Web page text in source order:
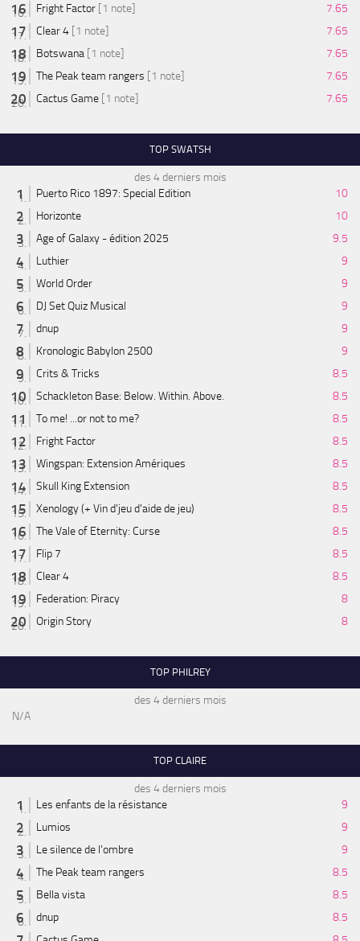
Fright Factor [1 note]
7.65
Clear 4 [1 note]
7.65
Botswana [1 note]
7.65
The Peak team rangers [1 note]
7.65
Cactus Game [1 note] 7.65
TOP SWATSH
des 4 derniers mois
Puerto Rico 1897: Special Edition
10
Horizonte
10
Age of Galaxy - édition 2025
9.5
Luthier
9
World Order
9
DJ Set Quiz Musical
9
dnup
9
Kronologic Babylon 2500
9
Crits & Tricks
8.5
Schackleton Base: Below. Within. Above.
8.5
To me! ...or not to me?
8.5
Fright Factor
8.5
Wingspan: Extension Amériques
8.5
Skull King Extension
8.5
Xenology (+ Vin d'jeu d'aide de jeu)
8.5
The Vale of Eternity: Curse
8.5
Flip 7
8.5
Clear 4
8.5
Federation: Piracy
8
Origin Story
8
TOP PHILREY
des 4 derniers mois
N/A
TOP CLAIRE
des 4 derniers mois
Les enfants de la résistance
9
Lumios
9
Le silence de l'ombre
9
The Peak team rangers
8.5
Bella vista
8.5
dnup
8.5